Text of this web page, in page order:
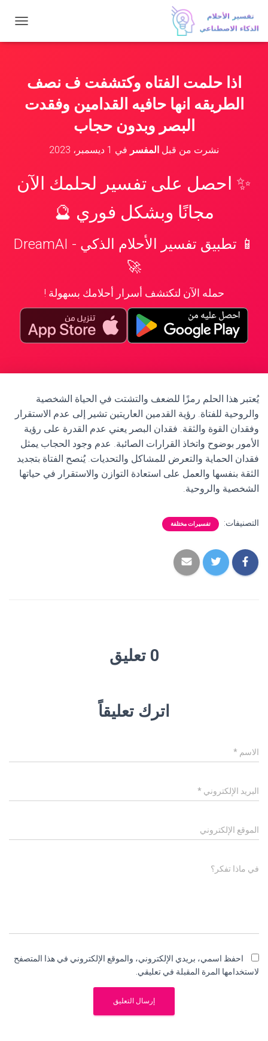
ب
اذا حلمت الفتاه وكتشفت ف نصف
الطريقه انها حافيه القدامين وفقدت
البصر وبدون حجاب
نشرت من قبل المفسر في 1 ديسمبر، 2023
✨ احصل على تفسير لحلمك الآن
مجانًا وبشكل فوري 🔮
📱 تطبيق تفسير الأحلام الذكي - DreamAI
🚀
حمله الآن لتكتشف أسرار أحلامك بسهولة !
يُعتبر هذا الحلم رمزًا للضعف والتشتت في الحياة الشخصية
والروحية للفتاة. رؤية القدمين العاريتين تشير إلى عدم الاستقرار
وفقدان القوة والثقة. فقدان البصر يعني عدم القدرة على رؤية
الأمور بوضوح واتخاذ القرارات الصائبة. عدم وجود الحجاب يمثل
فقدان الحماية والتعرض للمشاكل والتحديات. يُنصح الفتاة بتجديد
الثقة بنفسها والعمل على استعادة التوازن والاستقرار في حياتها
الشخصية والروحية.
التصنيفات: تفسيرات مختلفة
0 تعليق
اترك تعليقاً
الاسم *
البريد الإلكتروني *
الموقع الإلكتروني
في ماذا تفكر؟
احفظ اسمي، بريدي الإلكتروني، والموقع الإلكتروني في هذا المتصفح
لاستخدامها المرة المقبلة في تعليقي.